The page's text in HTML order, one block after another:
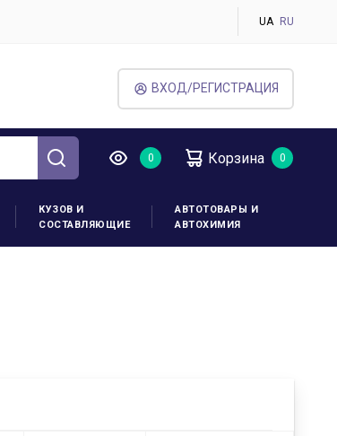
UA RU
ВХОД/РЕГИСТРАЦИЯ
Корзина
КУЗОВ И
СОСТАВЛЯЮЩИЕ
АВТОТОВАРЫ И
АВТОХИМИЯ